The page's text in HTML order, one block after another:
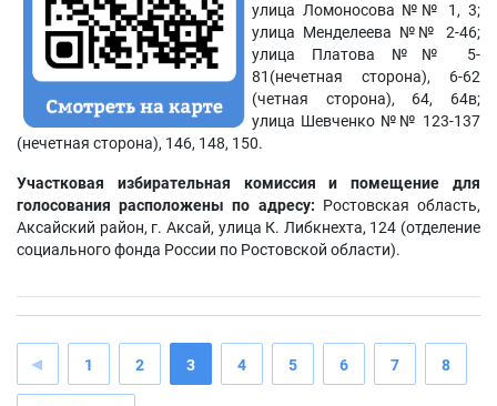
улица Ломоносова №№ 1, 3;
улица Менделеева №№ 2-46;
улица Платова №№ 5-
81(нечетная сторона), 6-62
(четная сторона), 64, 64в;
улица Шевченко №№ 123-137
(нечетная сторона), 146, 148, 150.
Участковая избирательная комиссия и помещение для
голосования расположены по адресу: Ростовская область,
Аксайский район, г. Аксай, улица К. Либкнехта, 124 (отделение
социального фонда России по Ростовской области).
1 2 3 4 5 6 7 8